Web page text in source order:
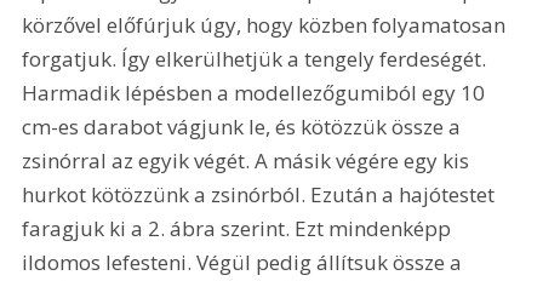
körzővel előfúrjuk úgy, hogy közben folyamatosan
forgatjuk. Így elkerülhetjük a tengely ferdeségét.
Harmadik lépésben a modellezőgumiból egy 10
cm-es darabot vágjunk le, és kötözzük össze a
zsinórral az egyik végét. A másik végére egy kis
hurkot kötözzünk a zsinórból. Ezután a hajótestet
faragjuk ki a 2. ábra szerint. Ezt mindenképp
ildomos lefesteni. Végül pedig állítsuk össze a